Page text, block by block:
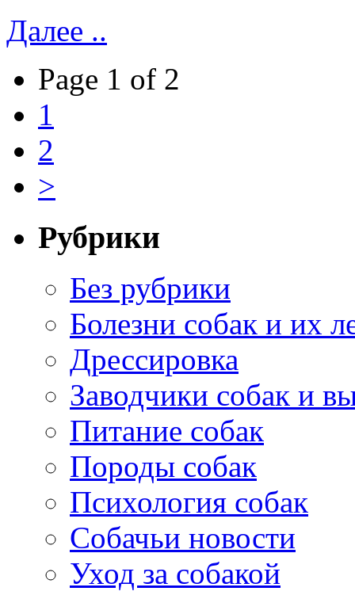
Далее ..
Page 1 of 2
1
2
>
Рубрики
Без рубрики
Болезни собак и их
Дрессировка
Заводчики собак и
Питание собак
Породы собак
Психология собак
Собачьи новости
Уход за собакой